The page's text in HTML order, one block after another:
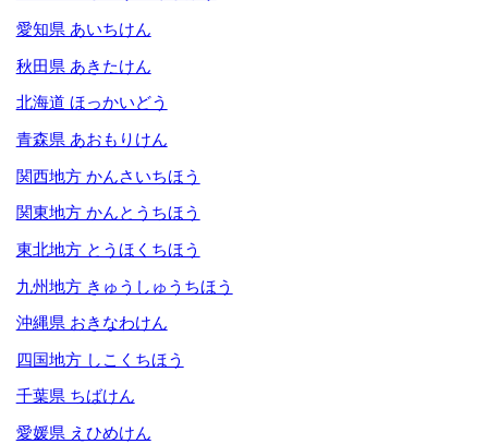
愛知県 あいちけん
秋田県 あきたけん
北海道 ほっかいどう
青森県 あおもりけん
関西地方 かんさいちほう
関東地方 かんとうちほう
東北地方 とうほくちほう
九州地方 きゅうしゅうちほう
沖縄県 おきなわけん
四国地方 しこくちほう
千葉県 ちばけん
愛媛県 えひめけん